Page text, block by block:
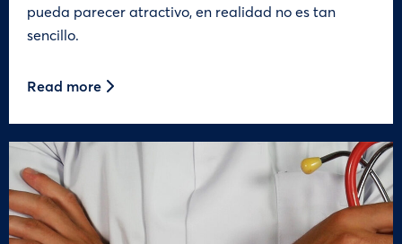
pueda parecer atractivo, en realidad no es tan
sencillo.
Read more